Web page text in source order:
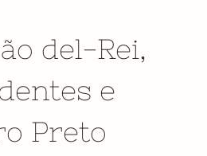
del-Rei,
e
Preto